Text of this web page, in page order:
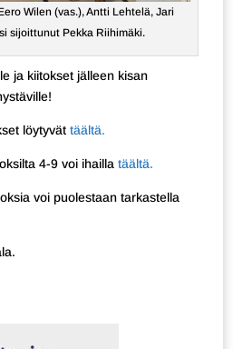
Wilen (vas.), Antti Lehtelä, Jari
sijoittunut Pekka Riihimäki.
ja kiitokset jälleen kisan
löytyvät täältä.
4-9 voi ihailla täältä.
voi puolestaan tarkastella